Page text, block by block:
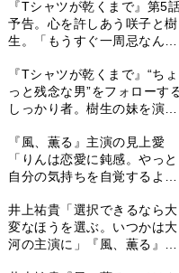
演歌歌手・市川由紀乃「更年
期かと思ったら〈卵巣がん〉
だった。９ヵ月の闘病を経て
紙を今も支えに」【2026上半
期BEST】
＜3人って誰のこと？＞『Tシ
ャツが乾くまで』水族館で咲
子が放った〈何気ない一言〉
線？」「子どもの話だと…」
来週の『風、薫る』あらす
じ。派出看護を軌道に乗せよ
うと懸命に働く直美。そして
バレあり＞
『風、薫る』見上愛「りんの
心が病気になっていく演技が
難しくて。看護は想像以上に